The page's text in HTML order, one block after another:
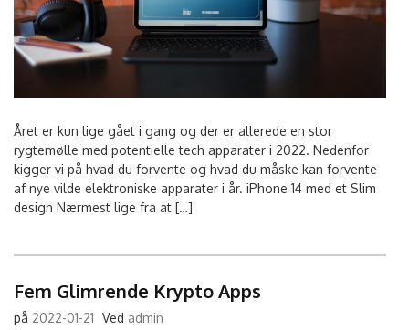
Året er kun lige gået i gang og der er allerede en stor
rygtemølle med potentielle tech apparater i 2022. Nedenfor
kigger vi på hvad du forvente og hvad du måske kan forvente
af nye vilde elektroniske apparater i år. iPhone 14 med et Slim
design Nærmest lige fra at […]
Fem Glimrende Krypto Apps
på 2022-01-21 Ved admin